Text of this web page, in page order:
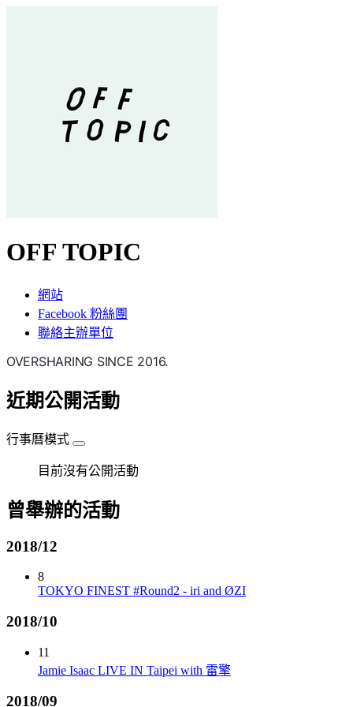
OFF TOPIC
網站
Facebook 粉絲團
聯絡主辦單位
OVERSHARING SINCE 2016.
近期公開活動
行事曆模式
目前沒有公開活動
曾舉辦的活動
2018/12
8
TOKYO FINEST #Round2 - iri and ØZI
2018/10
11
Jamie Isaac LIVE IN Taipei with 雷擎
2018/09